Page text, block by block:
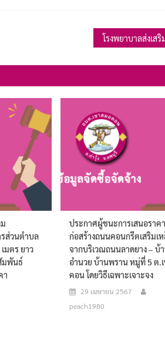
รส่วนตำบล
มตร ยาว
มพันธ์
า
ประกาศผู้ชนะการเสนอราค
ก่อสร้างถนนคอนกรีตเสริมเ
จากบริเวณถนนลาดยาง – บ้
อำนวย บ้านพราน หมู่ที่ 5 ต.
คอน โดยวิธีเฉพาะเจาะจง
29 เมษายน 2567
peach1980